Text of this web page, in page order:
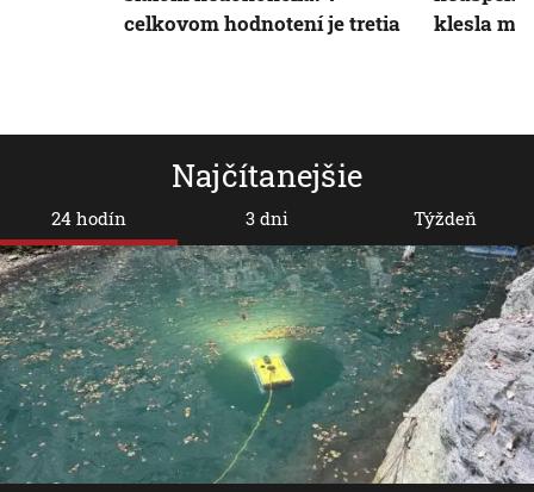
Najčítanejšie
24 hodín 3 dni Týždeň
celkovom hodnotení je tretia
klesla